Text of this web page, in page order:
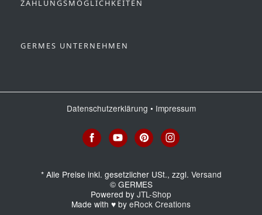
ZAHLUNGSMÖGLICHKEITEN
GERMES UNTERNEHMEN
Datenschutzerklärung • Impressum
*Alle Preise inkl. gesetzlicher USt., zzgl. Versand
© GERMES
Powered by JTL-Shop
Made with ♥ by eRock Creations